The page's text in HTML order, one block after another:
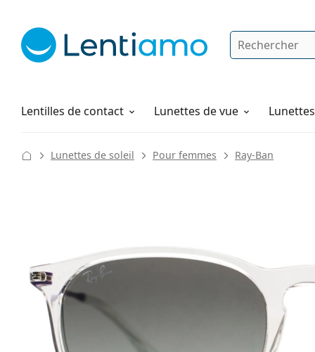
Rechercher
Lentilles de contact
Produits d'entretien Lunettes de vue
Comment commander
Lunettes de soleil Pour femmes Ray-Ban